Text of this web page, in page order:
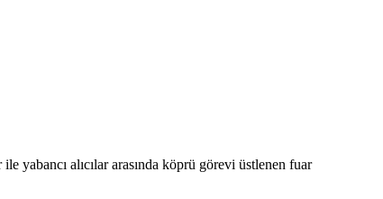
yabancı alıcılar arasında köprü görevi üstlenen fuar